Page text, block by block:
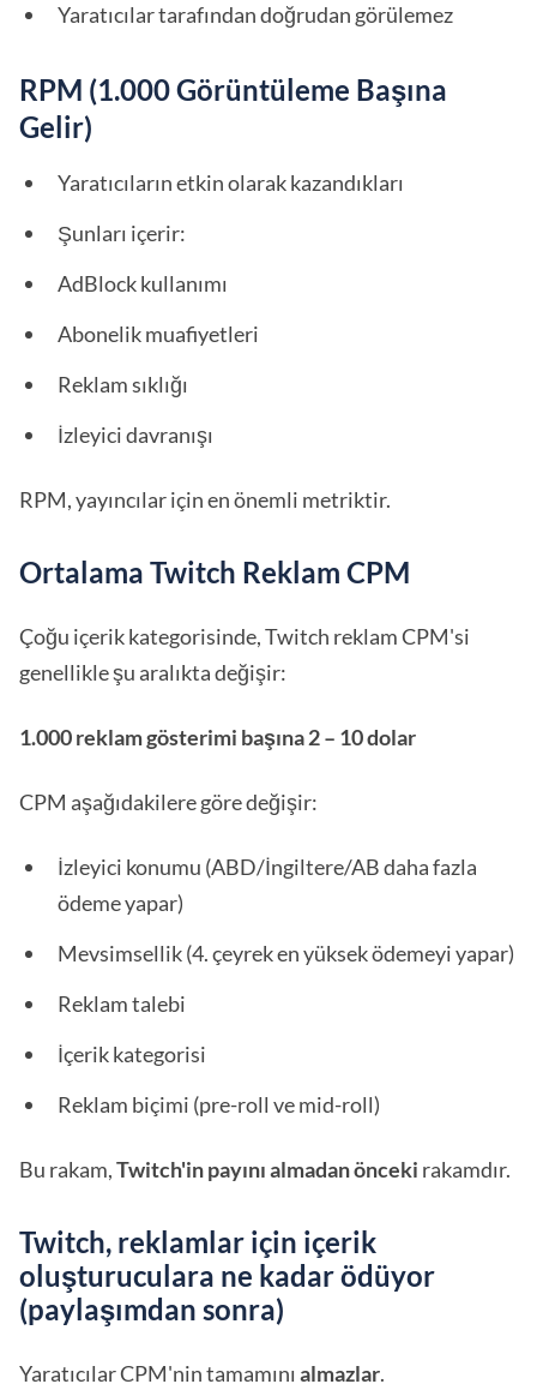
Yaratıcılar tarafından doğrudan görülemez
RPM (1.000 Görüntüleme Başına
Gelir)
Yaratıcıların etkin olarak kazandıkları
Şunları içerir:
AdBlock kullanımı
Abonelik muafiyetleri
Reklam sıklığı
İzleyici davranışı
RPM, yayıncılar için en önemli metriktir.
Ortalama Twitch Reklam CPM
Çoğu içerik kategorisinde, Twitch reklam CPM'si
genellikle şu aralıkta değişir:
1.000 reklam gösterimi başına 2 – 10 dolar
CPM aşağıdakilere göre değişir:
İzleyici konumu (ABD/İngiltere/AB daha fazla
ödeme yapar)
Mevsimsellik (4. çeyrek en yüksek ödemeyi yapar)
Reklam talebi
İçerik kategorisi
Reklam biçimi (pre-roll ve mid-roll)
Bu rakam,Twitch'in payını almadan önceki rakamdır.
Twitch, reklamlar için içerik
oluşturuculara ne kadar ödüyor
(paylaşımdan sonra)
Yaratıcılar CPM'nin tamamını almazlar.